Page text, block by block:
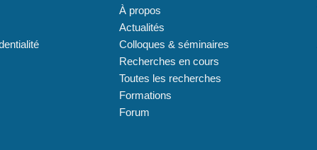
À propos
Actualités
Colloques & séminaires
Recherches en cours
Toutes les recherches
Formations
Forum